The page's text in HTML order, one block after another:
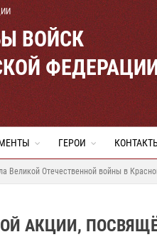
ВОЙСК
ГЕРОИ
Великой Отечественной войны в
АКЦИИ,